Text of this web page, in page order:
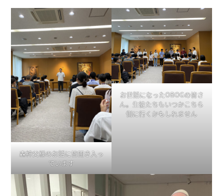
森神父様のお話に皆聞き入っ
ています
お世話になったOBOGの皆さ
ん。生徒たちもいつかこちら
側に行くかもしれません